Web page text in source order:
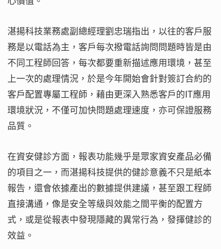
湛揚科技業務處副總經理劉忠瑞指出，以往的客戶服
務是以電話為主，客戶每次撥電話詢問問題時皆是由
不同工程師回答，每次都要重新描述應用環境，甚至
上一次的處理情況，於是今年開始會針對簽訂合約的
客戶配置專屬工程師，藉由更深入熟悉客戶的IT應用
環境狀況，不僅可加快問題處理速度，亦可保證服務
品質。
在資安健診方面，報表功能幾乎是眾家資安產品必備
的項目之一，而湛揚科技提供的健診意義不只是紙本
報告，還會依據產出的數據提供建議，甚至跟工程師
直接溝通，像是安全等級與效能之間平衡的配置方
式，或是從報表中發現隱藏的異常行為，發揮健診的
效益。